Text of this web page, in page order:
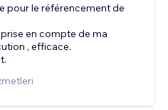
pour le référencement de
en compte de ma
, efficace.